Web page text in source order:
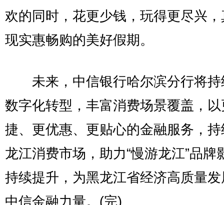
欢的同时，花更少钱，玩得更尽兴
现实惠畅购的美好假期。
未来，中信银行哈尔滨分行将持
数字化转型，丰富消费场景覆盖，
捷、更优惠、更贴心的金融服务，
龙江消费市场，助力“慢游龙江”品牌
持续提升，为黑龙江省经济高质量
中信金融力量。(完)